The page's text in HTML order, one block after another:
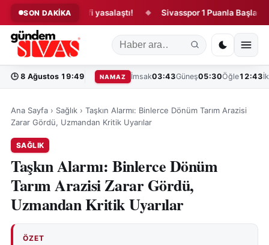
SON DAKİKA
kanun teklifi yasalaştı! ◆ Sivasspor 1 Puanla Başladı! ◆
🕒 8 Ağustos 19:49 NAMAZ İmsak03:43Güneş05:30Öğle12:43
Ana Sayfa › Sağlık › Taşkın Alarmı: Binlerce Dönüm Tarım Arazisi
Zarar Gördü, Uzmandan Kritik Uyarılar
SAĞLIK
Taşkın Alarmı: Binlerce Dönüm
Tarım Arazisi Zarar Gördü,
Uzmandan Kritik Uyarılar
ÖZET